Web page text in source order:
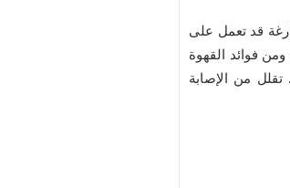
قد تعمل على
فوائد القهوة
من الإصابة